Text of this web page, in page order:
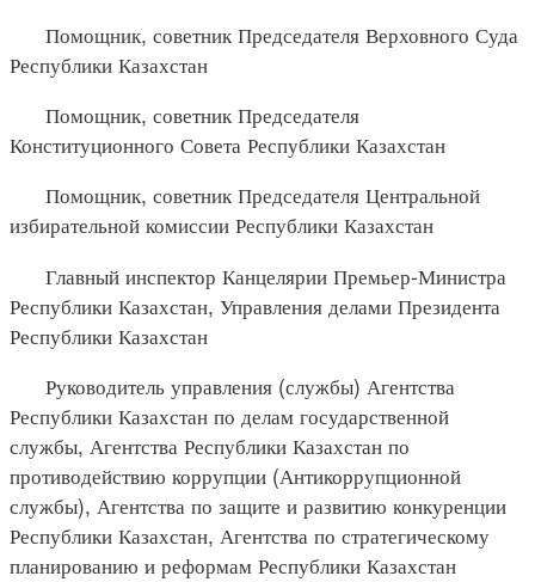
Помощник, советник Председателя Верховного Суда
Республики Казахстан
Помощник, советник Председателя
Конституционного Совета Республики Казахстан
Помощник, советник Председателя Центральной
избирательной комиссии Республики Казахстан
Главный инспектор Канцелярии Премьер-Министра
Республики Казахстан, Управления делами Президента
Республики Казахстан
Руководитель управления (службы) Агентства
Республики Казахстан по делам государственной
службы, Агентства Республики Казахстан по
противодействию коррупции (Антикоррупционной
службы), Агентства по защите и развитию конкуренции
Республики Казахстан, Агентства по стратегическому
планированию и реформам Республики Казахстан